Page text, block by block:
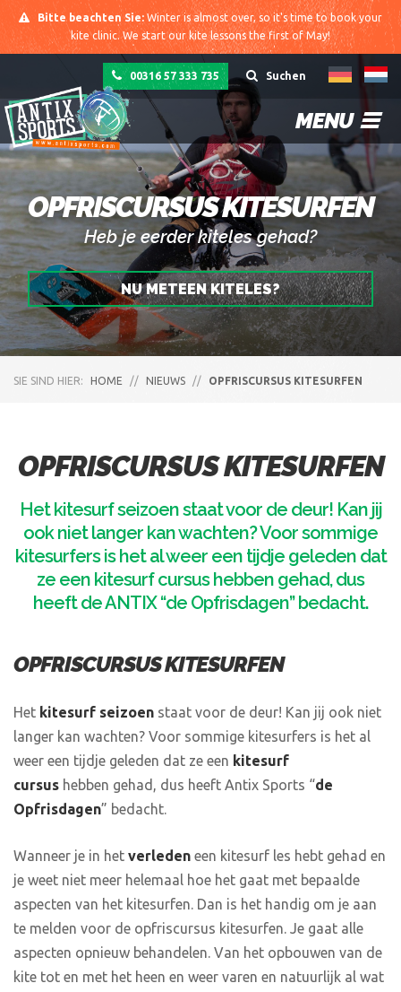
Bitte beachten Sie: Winter is almost over, so it's time to book your
kite clinic. We start our kite lessons the first of May!
Suchen
00316 57 333 735
MENU
OPFRISCURSUS KITESURFEN
Heb je eerder kiteles gehad?
NU METEEN KITELES?
SIE SIND HIER: HOME // NIEUWS // OPFRISCURSUS KITESURFEN
OPFRISCURSUS KITESURFEN
Het kitesurf seizoen staat voor de deur! Kan jij
ook niet langer kan wachten? Voor sommige
kitesurfers is het al weer een tijdje geleden dat
ze een kitesurf cursus hebben gehad, dus
heeft de ANTIX “de Opfrisdagen” bedacht.
OPFRISCURSUS KITESURFEN
Het kitesurf seizoen staat voor de deur! Kan jij ook niet
langer kan wachten? Voor sommige kitesurfers is het al
weer een tijdje geleden dat ze een kitesurf
cursus hebben gehad, dus heeft Antix Sports “de
Opfrisdagen” bedacht.
Wanneer je in het verleden een kitesurf les hebt gehad en
je weet niet meer helemaal hoe het gaat met bepaalde
aspecten van het kitesurfen. Dan is het handig om je aan
te melden voor de opfriscursus kitesurfen. Je gaat alle
aspecten opnieuw behandelen. Van het opbouwen van de
kite tot en met het heen en weer varen en natuurlijk al wat